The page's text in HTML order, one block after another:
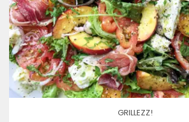
GRILLEZZ!